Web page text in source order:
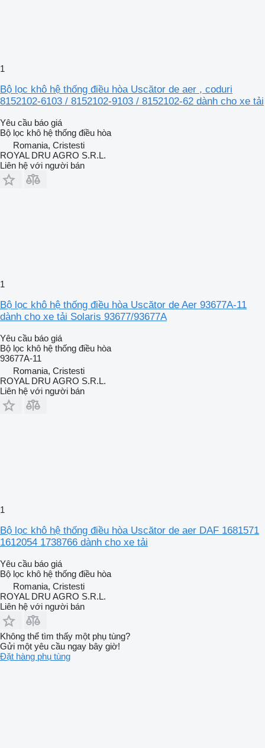
1
Bộ lọc khô hệ thống điều hòa Uscător de aer , coduri
8152102-6103 / 8152102-9103 / 8152102-62 dành cho xe tải
Yêu cầu báo giá
Bộ lọc khô hệ thống điều hòa
Romania, Cristesti
ROYAL DRU AGRO S.R.L.
Liên hệ với người bán
1
Bộ lọc khô hệ thống điều hòa Uscător de Aer 93677A-11
dành cho xe tải Solaris 93677/93677A
Yêu cầu báo giá
Bộ lọc khô hệ thống điều hòa
93677A-11
Romania, Cristesti
ROYAL DRU AGRO S.R.L.
Liên hệ với người bán
1
Bộ lọc khô hệ thống điều hòa Uscător de aer DAF 1681571
1612054 1738766 dành cho xe tải
Yêu cầu báo giá
Bộ lọc khô hệ thống điều hòa
Romania, Cristesti
ROYAL DRU AGRO S.R.L.
Liên hệ với người bán
Không thể tìm thấy một phụ tùng?
Gửi một yêu cầu ngay bây giờ!
Đặt hàng phụ tùng